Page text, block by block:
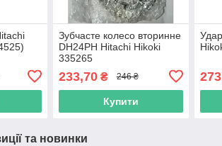
Зубчасте колесо вторинне
DH24PH Hitachi Hikoki
335265
233,70₴ 246 ₴
Купити
та новинки